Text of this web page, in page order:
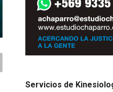
Servicios de